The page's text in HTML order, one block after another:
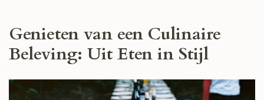
Genieten van een Culinaire
Beleving: Uit Eten in Stijl